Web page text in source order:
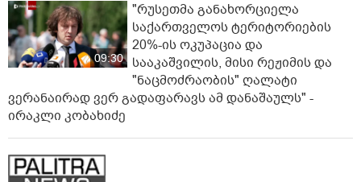
09:30
"რუსეთმა განახორციელა
საქართველოს ტერიტორიების
20%-ის ოკუპაცია და
სააკაშვილის, მისი რეჟიმის და
"ნაცმოძრაობის" ღალატი
ვერანაირად ვერ გადაფარავს ამ დანაშაულს" -
ირაკლი კობახიძე